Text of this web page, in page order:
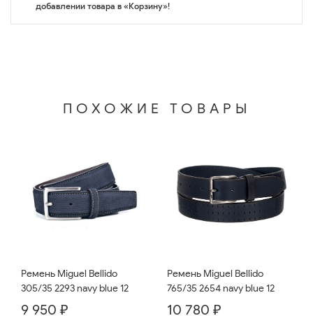
добавлении товара в «Корзину»!
ПОХОЖИЕ ТОВАРЫ
Ремень Miguel Bellido
305/35 2293 navy blue 12
9 950 ₽
Ремень Miguel Bellido
765/35 2654 navy blue 12
10 780 ₽